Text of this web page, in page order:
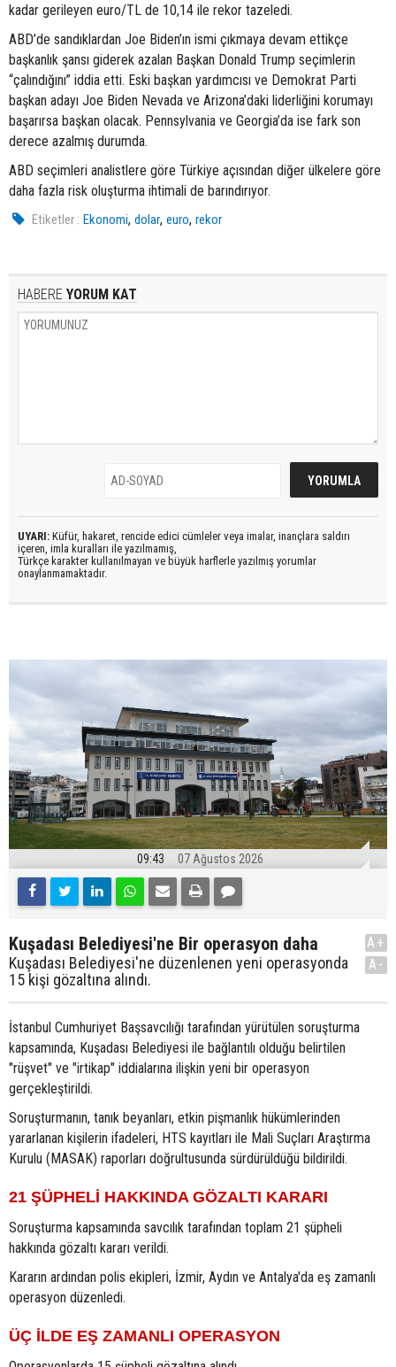
kadar gerileyen euro/TL de 10,14 ile rekor tazeledi.
ABD’de sandıklardan Joe Biden’ın ismi çıkmaya devam ettikçe
başkanlık şansı giderek azalan Başkan Donald Trump seçimlerin
“çalındığını” iddia etti. Eski başkan yardımcısı ve Demokrat Parti
başkan adayı Joe Biden Nevada ve Arizona’daki liderliğini korumayı
başarırsa başkan olacak. Pennsylvania ve Georgia’da ise fark son
derece azalmış durumda.
ABD seçimleri analistlere göre Türkiye açısından diğer ülkelere göre
daha fazla risk oluşturma ihtimali de barındırıyor.
Etiketler : Ekonomi,dolar,euro,rekor
HABERE YORUM KAT
UYARI: Küfür, hakaret, rencide edici cümleler veya imalar, inançlara saldırı
içeren, imla kuralları ile yazılmamış,
Türkçe karakter kullanılmayan ve büyük harflerle yazılmış yorumlar
onaylanmamaktadır.
09:43 07 Ağustos 2026
Kuşadası Belediyesi'ne Bir operasyon daha
Kuşadası Belediyesi'ne düzenlenen yeni operasyonda
15 kişi gözaltına alındı.
A+
A-
İstanbul Cumhuriyet Başsavcılığı tarafından yürütülen soruşturma
kapsamında, Kuşadası Belediyesi ile bağlantılı olduğu belirtilen
"rüşvet" ve "irtikap" iddialarına ilişkin yeni bir operasyon
gerçekleştirildi.
Soruşturmanın, tanık beyanları, etkin pişmanlık hükümlerinden
yararlanan kişilerin ifadeleri, HTS kayıtları ile Mali Suçları Araştırma
Kurulu (MASAK) raporları doğrultusunda sürdürüldüğü bildirildi.
21 ŞÜPHELİ HAKKINDA GÖZALTI KARARI
Soruşturma kapsamında savcılık tarafından toplam 21 şüpheli
hakkında gözaltı kararı verildi.
Kararın ardından polis ekipleri, İzmir, Aydın ve Antalya'da eş zamanlı
operasyon düzenledi.
ÜÇ İLDE EŞ ZAMANLI OPERASYON